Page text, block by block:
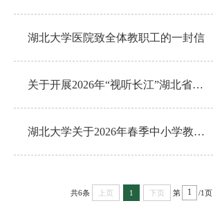
湖北大学医院致全体教职工的一封信
关于开展2026年“视听长江”湖北省主题原创网络视听作品创作展播大赛校内赛的通知
湖北大学关于2026年春季中小学教师资格认定工作的通知
共6条 上页 1 下页 第 /1页